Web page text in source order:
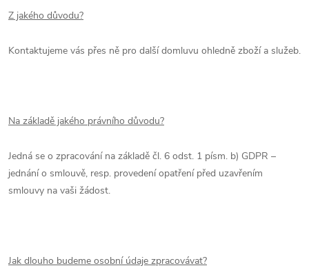
Z jakého důvodu?
Kontaktujeme vás přes ně pro další domluvu ohledně zboží a služeb.
Na základě jakého právního důvodu?
Jedná se o zpracování na základě čl. 6 odst. 1 písm. b) GDPR –
jednání o smlouvě, resp. provedení opatření před uzavřením
smlouvy na vaši žádost.
Jak dlouho budeme osobní údaje zpracovávat?